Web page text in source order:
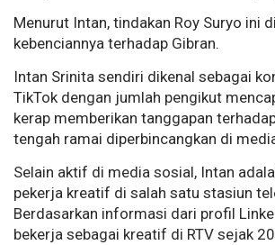
Menurut Intan, tindakan Roy Suryo ini
kebenciannya terhadap Gibran.
Intan Srinita sendiri dikenal sebagai
TikTok dengan jumlah pengikut
kerap memberikan tanggapan
tengah ramai diperbincangkan di
Selain aktif di media sosial, Intan
pekerja kreatif di salah satu stasiun
Berdasarkan informasi dari profil
bekerja sebagai kreatif di RTV sejak